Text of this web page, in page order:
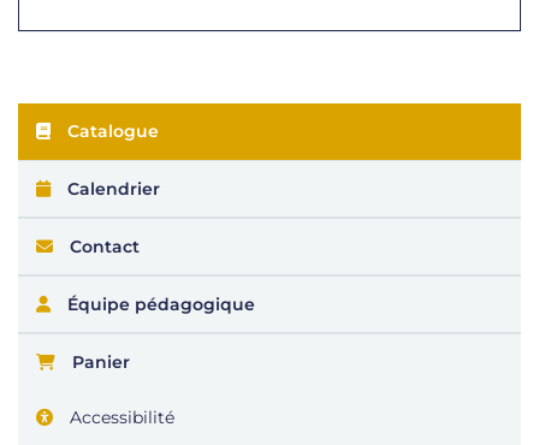
Catalogue
Calendrier
Contact
Équipe pédagogique
Panier
Accessibilité